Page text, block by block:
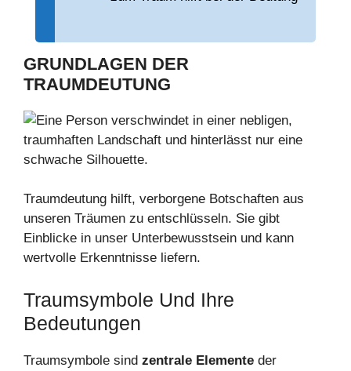
GRUNDLAGEN DER
TRAUMDEUTUNG
Traumdeutung hilft, verborgene Botschaften aus
unseren Träumen zu entschlüsseln. Sie gibt
Einblicke in unser Unterbewusstsein und kann
wertvolle Erkenntnisse liefern.
Traumsymbole Und Ihre
Bedeutungen
Traumsymbole sind zentrale Elemente der